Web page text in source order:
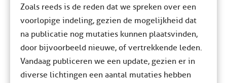
Zoals reeds is de reden dat we spreken over een
voorlopige indeling, gezien de mogelijkheid dat
na publicatie nog mutaties kunnen plaatsvinden,
door bijvoorbeeld nieuwe, of vertrekkende leden.
Vandaag publiceren we een update, gezien er in
diverse lichtingen een aantal mutaties hebben